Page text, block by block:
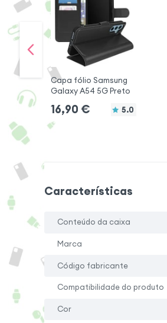
Capa fólio Samsung
Galaxy A54 5G Preto
16,90 € 5.0
Características
Conteúdo da caixa
Marca
Código fabricante
Compatibilidade do produto
Cor